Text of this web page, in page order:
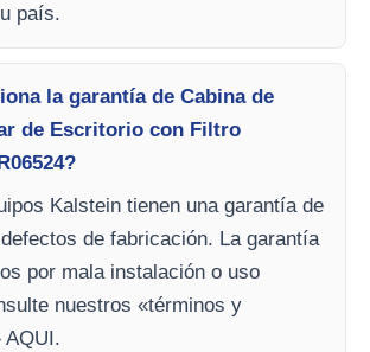
país.
la garantía de Cabina de
de Escritorio con Filtro
Kalstein tienen una garantía de
de fabricación. La garantía
por mala instalación o uso
nuestros «términos y
AQUI.